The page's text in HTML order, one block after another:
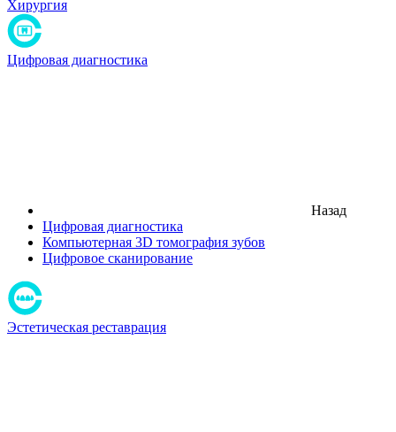
Хирургия
Цифровая диагностика
Назад
Цифровая диагностика
Компьютерная 3D томография зубов
Цифровое сканирование
Эстетическая реставрация